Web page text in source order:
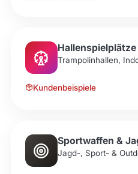
Hallenspielplätze
Trampolinhallen,
Kundenbeispiele
Sportwaffen &
Jagd-, Sport- &